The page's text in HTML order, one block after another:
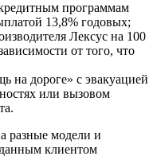
программам
13,8% годовых;
Лексус на 100
от того, что
на дороге» с эвакуацией
или вызовом
разные модели и
клиентом